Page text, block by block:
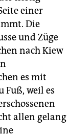
einer
Die
und Züge
nach Kiew
es mit
Fuß, weil es
allen gelang